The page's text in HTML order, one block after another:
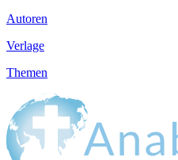
Autoren
Verlage
Themen